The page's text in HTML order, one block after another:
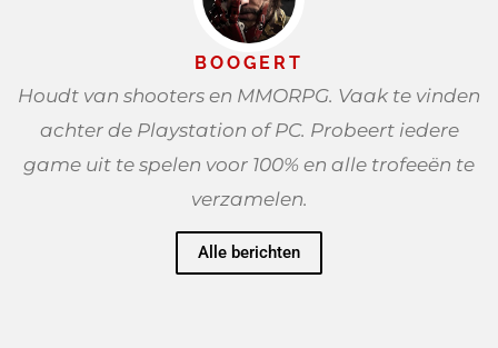
BOOGERT
Houdt van shooters en MMORPG. Vaak te vinden
achter de Playstation of PC. Probeert iedere
game uit te spelen voor 100% en alle trofeeën te
verzamelen.
Alle berichten